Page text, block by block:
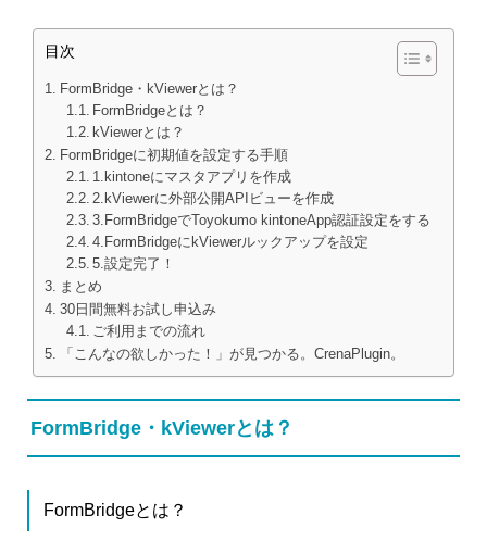
目次
FormBridge・kViewerとは？
FormBridgeとは？
kViewerとは？
FormBridgeに初期値を設定する手順
1.kintoneにマスタアプリを作成
2.kViewerに外部公開APIビューを作成
3.FormBridgeでToyokumo kintoneApp認証設定をする
4.FormBridgeにkViewerルックアップを設定
5.設定完了！
まとめ
30日間無料お試し申込み
ご利用までの流れ
「こんなの欲しかった！」が見つかる。CrenaPlugin。
FormBridge・kViewerとは？
FormBridgeとは？